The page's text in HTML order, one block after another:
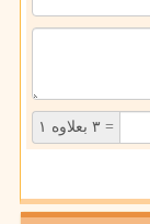
= ۳ بعلاوه ۱